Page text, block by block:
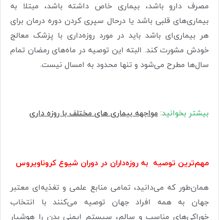
مصرف دارو باشد، بیماری خاص داشته باشد، مبتلا به
بیماری‌های قلبی باشد یا درحال سپری کردن دوره درمان برای
هر بیماری‌ای باشد باید در مورد روزه‌داری با پزشک معالج
خودش مشورت کند. البته این توصیه در ماه‌های رمضان تمام
سال‌ها مطرح می‌شود و تنها محدود به امسال نیست.
بیشتر بخوانید: مواجهه بیماری های مختلف با روزه داری
مهم‌ترین توصیه به روزه‌داران در دوران شیوع کروناویروس
همان‌طور که می‌دانید، تمامی منابع علمی و تغذیه‌ای معتبر
جهان به همه افراد جهان توصیه می‌کنند با انتخاب
خوراکی‌های مناسب و سالم، سیستم ایمنی بدن را هوشیار